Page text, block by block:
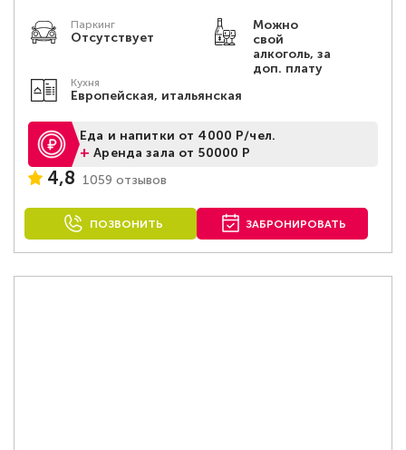
Паркинг
Отсутствует
Можно
свой
алкоголь, за
доп. плату
Кухня
Европейская, итальянская
Еда и напитки от 4000 Р/чел.
+Аренда зала от 50000 Р
4,8 1059 отзывов
ПОЗВОНИТЬ ЗАБРОНИРОВАТЬ